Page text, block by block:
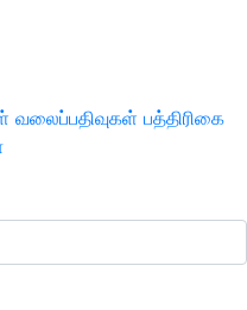
வலைப்பதிவுகள் பத்திரிகை